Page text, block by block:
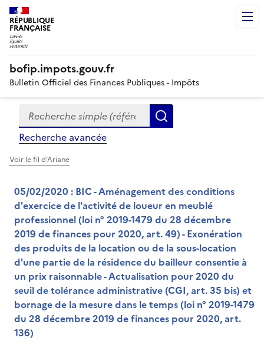
RÉPUBLIQUE
FRANÇAISE
bofip.impots.gouv.fr
Bulletin Officiel des Finances Publiques - Impôts
Formulaire
de
recherche
Recherche simple (références, mots clés, partie du
Recherche avancée
Voir le fil d'Ariane
05/02/2020 : BIC - Aménagement des conditions
d'exercice de l'activité de loueur en meublé
professionnel (loi n° 2019-1479 du 28 décembre
2019 de finances pour 2020, art. 49) - Exonération
des produits de la location ou de la sous-location
d'une partie de la résidence du bailleur consentie à
un prix raisonnable - Actualisation pour 2020 du
seuil de tolérance administrative (CGI, art. 35 bis) et
bornage de la mesure dans le temps (loi n° 2019-1479
du 28 décembre 2019 de finances pour 2020, art.
136)